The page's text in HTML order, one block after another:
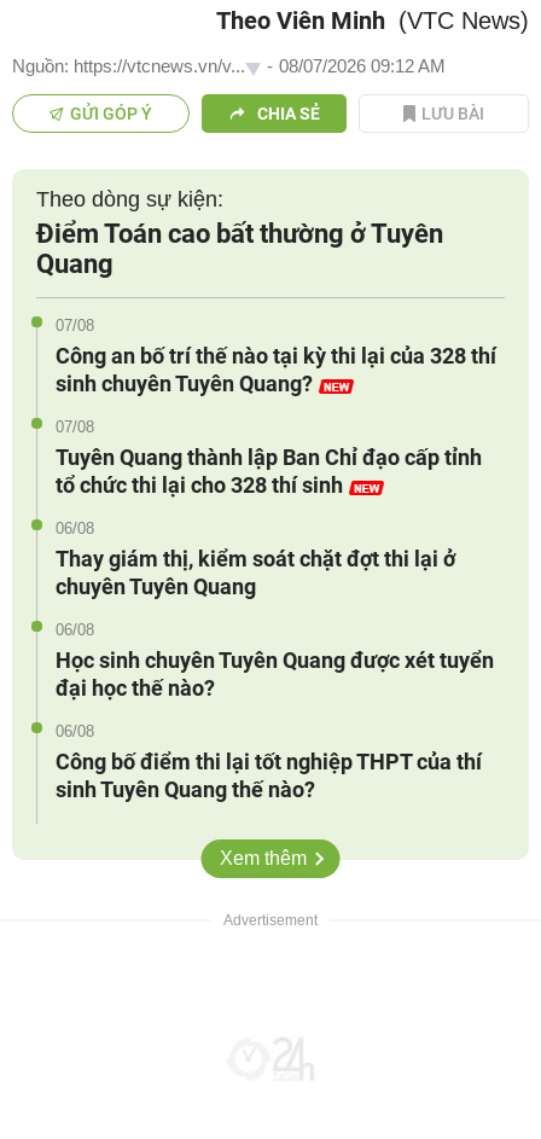
Theo Viên Minh (VTC News)
Nguồn: https://vtcnews.vn/v... - 08/07/2026 09:12 AM
GỬI GÓP Ý CHIA SẺ LƯU BÀI
Theo dòng sự kiện:
Điểm Toán cao bất thường ở Tuyên
Quang
07/08
Công an bố trí thế nào tại kỳ thi lại của 328 thí
sinh chuyên Tuyên Quang?
07/08
Tuyên Quang thành lập Ban Chỉ đạo cấp tỉnh
tổ chức thi lại cho 328 thí sinh
06/08
Thay giám thị, kiểm soát chặt đợt thi lại ở
chuyên Tuyên Quang
06/08
Học sinh chuyên Tuyên Quang được xét tuyển
đại học thế nào?
06/08
Công bố điểm thi lại tốt nghiệp THPT của thí
sinh Tuyên Quang thế nào?
Xem thêm